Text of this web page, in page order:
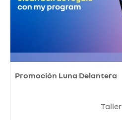
Promoción Luna Delantera
Taller